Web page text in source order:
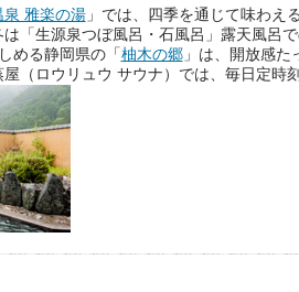
雅楽の湯」では、四季を通じて味わえ
「生源泉つぼ風呂・石風呂」露天風呂
める静岡県の「柚木の郷」は、開放感た
（ロウリュウ サウナ）では、毎日定時